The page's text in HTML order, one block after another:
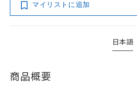
マイリストに追加
日本語
商品概要